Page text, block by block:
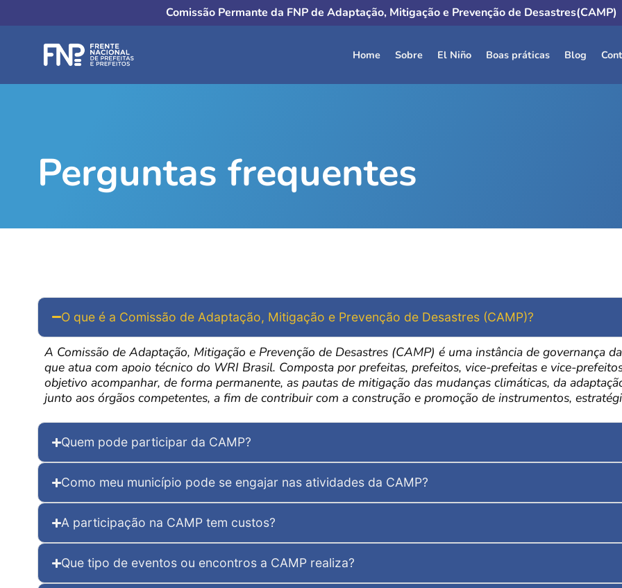
Comissão Permante da FNP de Adaptação, Mitigação e Prevenção de Desastres(CAMP)
Home Sobre El Niño Boas práticas Blog
Perguntas frequentes
O que é a Comissão de Adaptação, Mitigação e Prevenção de Desastres (CAMP)?
A Comissão de Adaptação, Mitigação e Prevenção de Desastres (CAMP) é uma instância de governança
que atua com apoio técnico do WRI Brasil. Composta por prefeitas, prefeitos, vice-prefeitas e vice-
objetivo acompanhar, de forma permanente, as pautas de mitigação das mudanças climáticas, da
junto aos órgãos competentes, a fim de contribuir com a construção e promoção de instrumentos,
Quem pode participar da CAMP?
Como meu município pode se engajar nas atividades da CAMP?
A participação na CAMP tem custos?
Que tipo de eventos ou encontros a CAMP realiza?